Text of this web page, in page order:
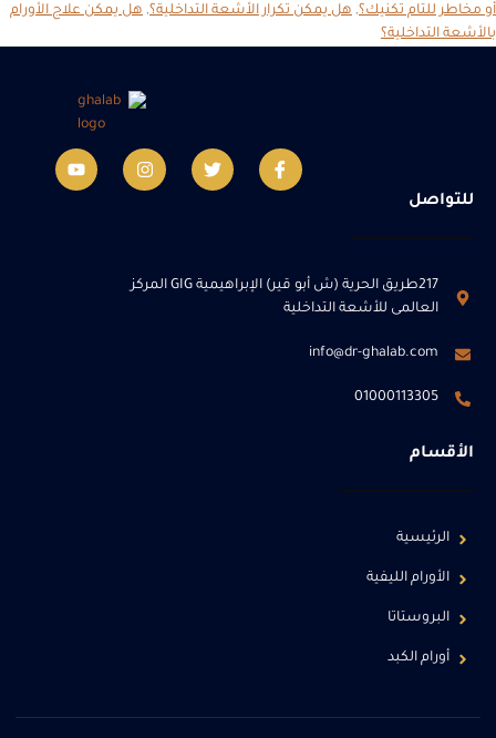
أو مخاطر للتام تكنيك؟, هل يمكن تكرار الأشعة التداخلية؟, هل يمكن علاج الأورام
بالأشعة التداخلية؟
للتواصل
217طريق الحرية (ش أبو قير) الإبراهيمية GIG المركز
العالمى للأشعة التداخلية
info@dr-ghalab.com
01000113305
الأقسام
الرئيسية
الأورام الليفية
البروستاتا
أورام الكبد